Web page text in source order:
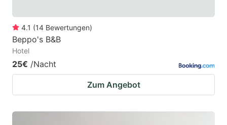
4.1 (14 Bewertungen)
Beppo's B&B
Hotel
25€ /Nacht
Zum Angebot